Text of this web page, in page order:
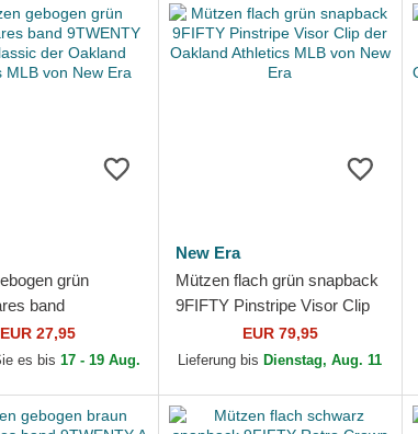
grün
band
Core Classic der
MLB von
EUR 27,95
es bis 17 - 19 Aug.
New Era
Mützen flach grün snapback
9FIFTY Pinstripe Visor Clip
der Oakland Athletics MLB
von New Era
EUR 79,95
Lieferung bis Dienstag, Aug. 11